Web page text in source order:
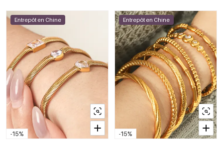
-15%
Entrepôt en Chine
-15%
Entrepôt en Chine